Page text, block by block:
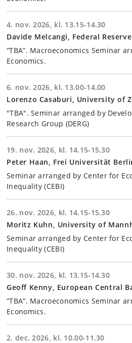
4. nov. 2026, kl. 13.15-14.30
Davide Melcangi, Federal
“TBA”. Macroeconomics Seminar
Economics.
6. nov. 2026, kl. 13.00-14.00
Lorenzo Casaburi, University of
"TBA". Seminar arranged by
Research Group (DERG)
19. nov. 2026, kl. 14.15-15.30
Peter Haan, Frei Universität
Seminar arranged by Center for
Inequality (CEBI)
26. nov. 2026, kl. 14.15-15.30
Moritz Kuhn, University of
Seminar arranged by Center for
Inequality (CEBI)
30. nov. 2026, kl. 13.15-14.30
Geoff Kenny, European Central
“TBA”. Macroeconomics Seminar
Economics.
2. dec. 2026, kl. 10.00-11.30